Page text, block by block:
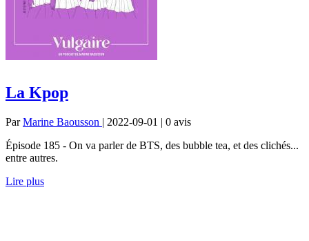
La Kpop
ParMarine Baousson | 2022-09-01 | 0 avis
Épisode 185 - On va parler de BTS, des bubble tea, et des clichés...
entre autres.
Lire plus